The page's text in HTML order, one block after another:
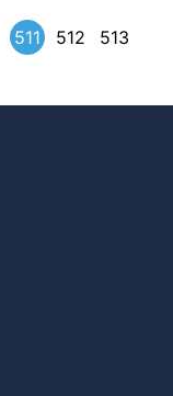
511 512
513